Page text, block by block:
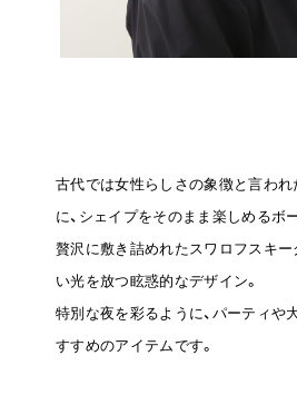
古代では女性らしさの象徴と言わ
に、シェイプをそのまま楽しめるボ
贅沢に敷き詰めれたスワロフスキー
い光を放つ眩惑的なデザイン。
特別な夜を彩るように、パーティや
すすめのアイテムです。